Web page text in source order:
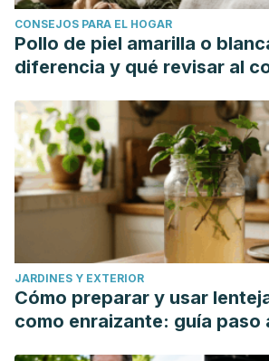
CONSEJOS PARA EL HOGAR
Pollo de piel amarilla o
diferencia y qué revisar al
JARDINES Y EXTERIOR
Cómo preparar y usar
como enraizante: guía paso